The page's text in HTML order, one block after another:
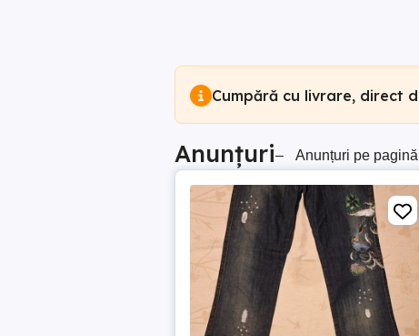
Cumpără cu livrare, direct
Anunțuri– Anunțuri pe